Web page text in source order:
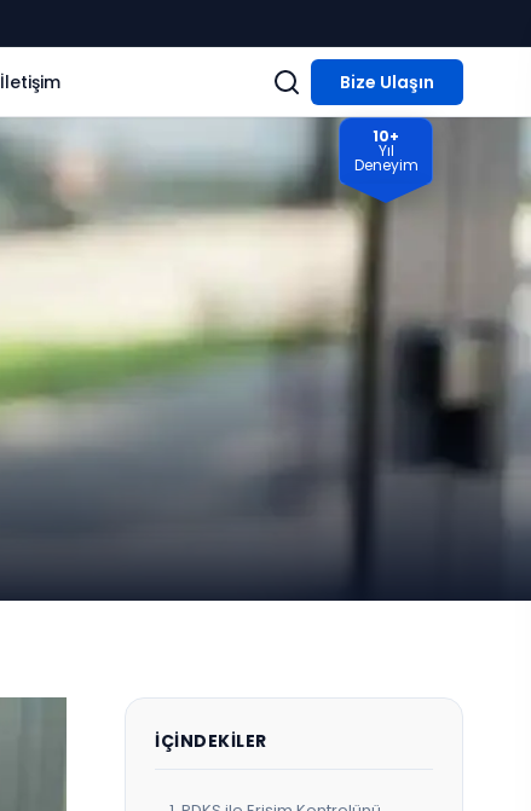
İletişim Bize Ulaşın
10+
Yıl
Deneyim
İÇINDEKILER